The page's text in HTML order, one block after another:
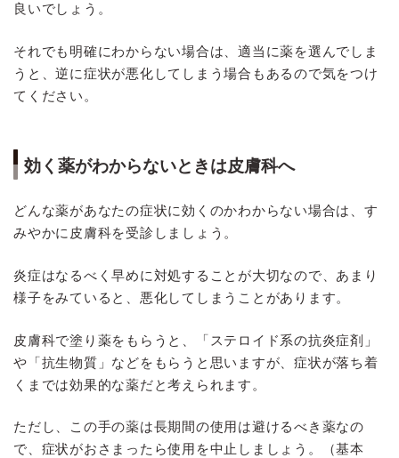
良いでしょう。
それでも明確にわからない場合は、適当に薬を選んでしま
うと、逆に症状が悪化してしまう場合もあるので気をつけ
てください。
効く薬がわからないときは皮膚科へ
どんな薬があなたの症状に効くのかわからない場合は、す
みやかに皮膚科を受診しましょう。
炎症はなるべく早めに対処することが大切なので、あまり
様子をみていると、悪化してしまうことがあります。
皮膚科で塗り薬をもらうと、「ステロイド系の抗炎症剤」
や「抗生物質」などをもらうと思いますが、症状が落ち着
くまでは効果的な薬だと考えられます。
ただし、この手の薬は長期間の使用は避けるべき薬なの
で、症状がおさまったら使用を中止しましょう。（基本